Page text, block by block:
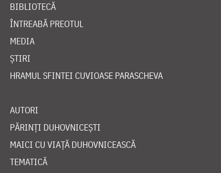
BIBLIOTECĂ
ÎNTREABĂ PREOTUL
MEDIA
ȘTIRI
HRAMUL SFINTEI CUVIOASE PARASCHEVA
AUTORI
PĂRINȚI DUHOVNICEȘTI
MAICI CU VIAȚĂ DUHOVNICEASCĂ
TEMATICĂ